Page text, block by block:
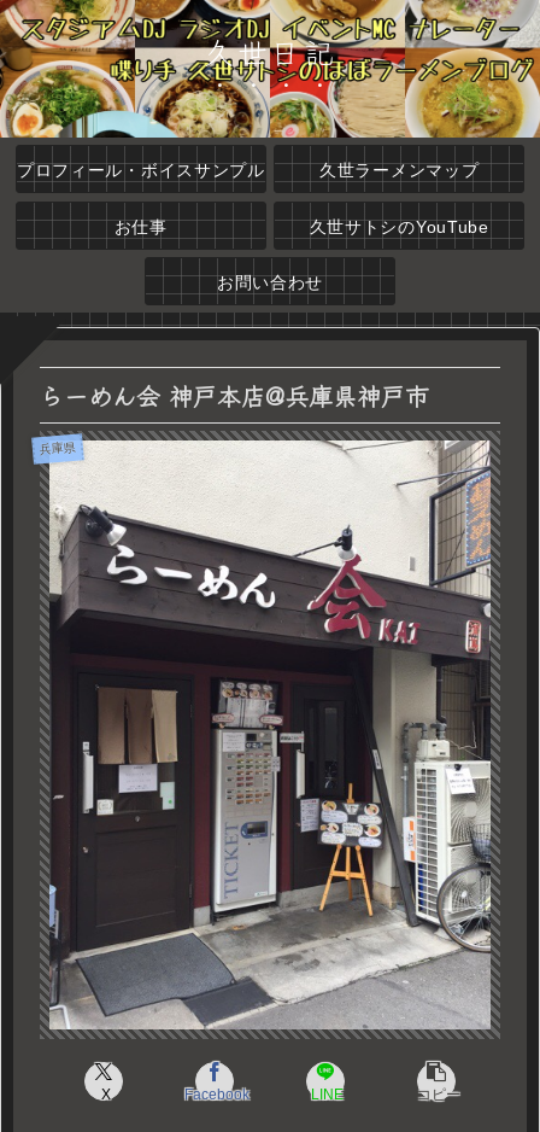
久世日記
プロフィール・ボイスサンプル 久世ラーメンマップ
お仕事 久世サトシのYouTube
お問い合わせ
らーめん会 神戸本店@兵庫県神戸市
兵庫県
X Facebook LINE コピー